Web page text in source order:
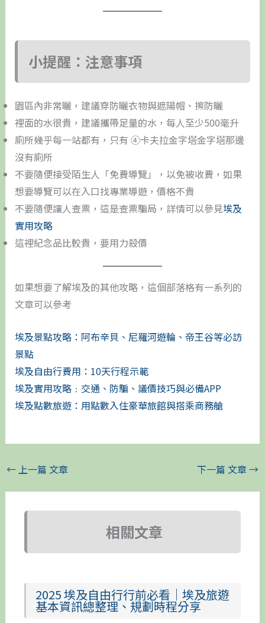
小提醒：注意事項
園區內非常曬，建議穿防曬衣物與遮陽帽、擦防曬
裡面的水很貴，建議攜帶足量的水，每人至少500毫升
廁所幾乎每一站都有，只有 ④卡夫拉金字塔金字塔那邊
沒有廁所
不要隨便接受陌生人「免費導覽」，以免被收費，如果
想要導覽可以在入口找專業導遊，價格不貴
不要隨便讓人查票，這是查票騙局，詳情可以參見埃及
實用攻略
這裡紀念品比較貴，要用力殺價
如果想要了解埃及的其他攻略，這個部落格有一系列的
文章可以參考
埃及景點攻略：阿布辛貝、尼羅河遊輪、帝王谷等必訪
景點
埃及自由行費用：10天行程示範
埃及實用攻略﹕交通、防騙、議價技巧與必備APP
埃及點數旅遊：用點數入住豪華旅館與搭乘商務艙
←上一篇 文章 下一篇 文章→
相關文章
2025 埃及自由行行前必看｜埃及旅遊
基本資訊總整理、規劃時程分享